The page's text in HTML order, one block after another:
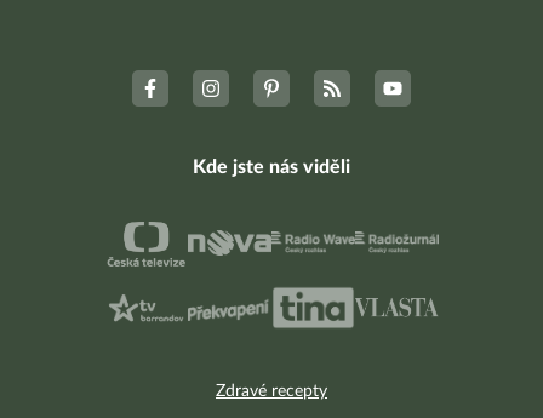
Zdravé recepty
Kde jste nás viděli